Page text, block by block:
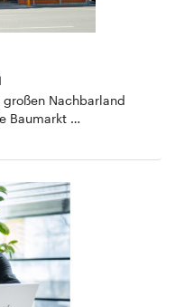
Nachbarland
Baumarkt …